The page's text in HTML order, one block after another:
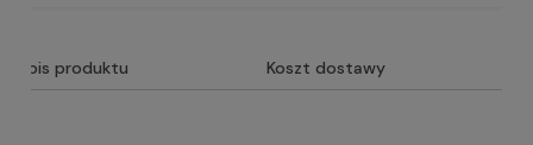
Opis produktu Koszt dostawy